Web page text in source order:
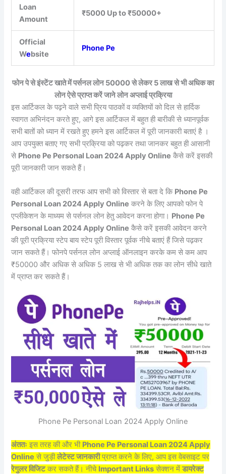
Loan
Amount
₹5000 Up to ₹50000+
Official
Website
Phone Pe
फोन पे से इंस्टेंट खाते में पर्सनल लोन 50000 से लेकर 5 लाख से भी अधिक का
लोन ऐसे प्राप्त करें जाने लोन अप्लाई प्रक्रिया
इस आर्टिकल के पढ़ने वाले सभी प्रिय पाठकों व व्यक्तियों को दिल से हार्दिक
स्वागत अभिनंदन करते हुए, आगे इस आर्टिकल में बहुत ही बारीकी से ध्यानपूर्वक
सभी बातों को ध्यान में रखते हुए हमने इस आर्टिकल में पूरी जानकारी बताएं है ।
आप उपयुक्त बताए गए सभी प्रक्रिया को पढ़कर तथा जानकर बहुत ही आसानी
से Phone Pe Personal Loan 2024 Apply Online कैसे करें इसकी
पूरी जानकारी जान सकते हैं।
वही आर्टिकल की दूसरी तरफ आप सभी को विस्तार से बता दे कि Phone Pe
Personal Loan 2024 Apply Online करने के लिए आपको फोन पे
एप्लीकेशन के माध्यम से पर्सनल लोन हेतु आवेदन करना होगा। Phone Pe
Personal Loan 2024 Apply Online कैसे करें इसकी आवेदन करने
की पूरी प्रक्रिया स्टेप बाय स्टेप पूरी विस्तार पूर्वक नीचे बताएं हैं जिसे पढ़कर
जान सकते हैं। फोनपे पर्सनल लोन अप्लाई ऑनलाइन करके कम से कम आप
₹50000 और अधिक से अधिक 5 लाख से भी अधिक तक का लोन सीधे खाते
में प्राप्त कर सकते हैं।
Phone Pe Personal Loan 2024 Apply Online
अंततः इस तरह की और भी Phone Pe Personal Loan 2024 Apply
Online से जुड़ीलेटेस्ट जानकारीप्राप्त करने के लिए, आप इस वेबसाइट पर
रेगुलर विजिटकर सकते हैं। नीचे Important Links सेक्शन मेंडायरेक्ट